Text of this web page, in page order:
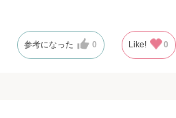
参考になった 0 Like! 0